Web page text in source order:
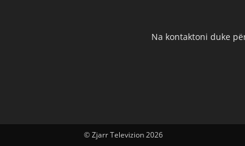
Na kontaktoni duke
© Zjarr Televizion 2026